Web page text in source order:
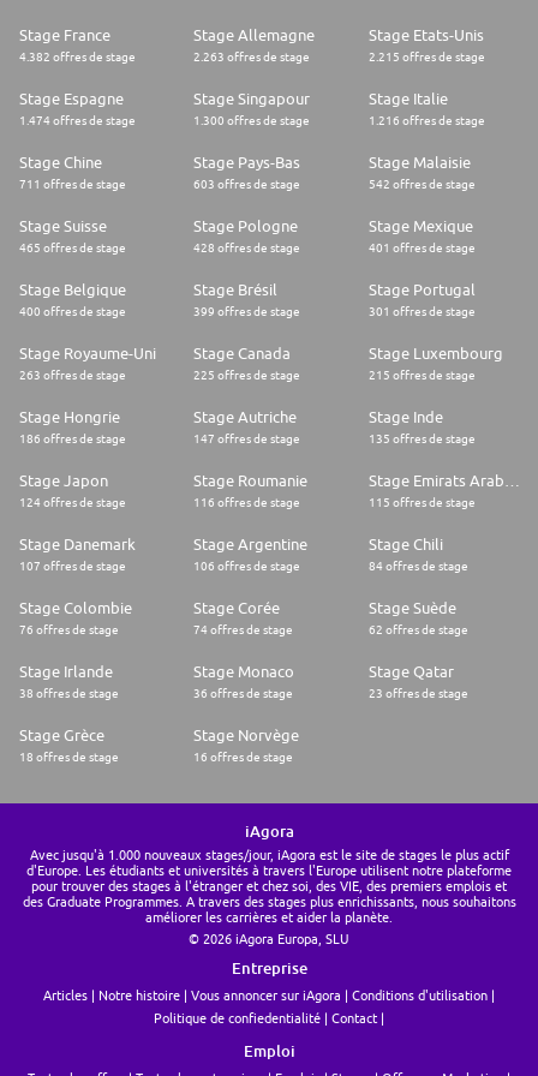
exposent du type marché, liquidité, contrepartie, crédit et
investissement.
Profil
Vous êtes étudiant(e) en deuxième année de Master Gestion des risques /
Finance / Conformité / Contrôle, en dernière année d'école de commerce,
fortement.
Vous possédez des connaissances approfondies sur le fonctionnement
financiers et des différentes typologies de produits.
Vous disposez d'une forte capacité d'analyse, de synthèse et
Compte tenu des fortes interactions de ce poste avec de nombreux
services de la Maison, faire preuve d'aisance relationnelle est également
l'optimisation de base de données via les outils IA et Power BI.
La connaissance de la réglementation prudentielle (ACPR, AMF) est
Stage France
4.382 offres de stage
Stage Allemagne
2.263 offres de stage
Stage Etats-Unis
2.215 offres de stage
Stage Espagne
1.474 offres de stage
Stage Singapour
1.300 offres de stage
Stage Italie
1.216 offres de stage
Stage Chine
711 offres de stage
Stage Pays-Bas
603 offres de stage
Stage Malaisie
542 offres de stage
Stage Suisse
465 offres de stage
Stage Pologne
428 offres de stage
Stage Mexique
401 offres de stage
Stage Belgique
400 offres de stage
Stage Brésil
399 offres de stage
Stage Portugal
301 offres de stage
Stage Royaume-Uni
263 offres de stage
Stage Canada
225 offres de stage
Stage Luxembourg
215 offres de stage
Stage Hongrie
186 offres de stage
Stage Autriche
147 offres de stage
Stage Inde
135 offres de stage
Stage Japon
124 offres de stage
Stage Roumanie
116 offres de stage 115 offres de stage
Stage Danemark
107 offres de stage
Stage Argentine
106 offres de stage
Stage Chili
84 offres de stage
Stage Colombie
76 offres de stage
Stage Corée
74 offres de stage
Stage Suède
62 offres de stage
Stage Irlande
38 offres de stage
Stage Monaco
36 offres de stage
Stage Qatar
23 offres de stage
Stage Grèce
18 offres de stage
Stage Norvège
16 offres de stage
iAgora
Avec jusqu'à 1.000 nouveaux stages/jour, iAgora est le site de stages le plus actif
d'Europe. Les étudiants et universités à travers l'Europe utilisent notre plateforme
pour trouver des stages à l'étranger et chez soi, des VIE, des premiers emplois et
des Graduate Programmes. A travers des stages plus enrichissants, nous souhaitons
améliorer les carrières et aider la planète.
© 2026 iAgora Europa, SLU
Entreprise
Articles Notre histoire Vous annoncer sur iAgora
Conditions d'utilisation
Politique de confiedentialité
Contact
Emploi